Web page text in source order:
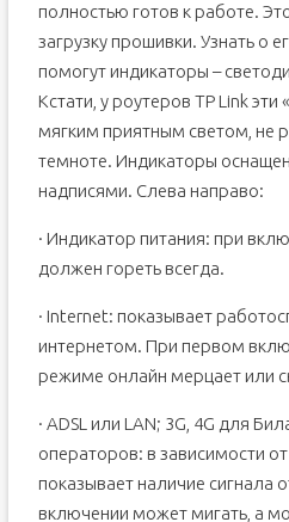
полностью готов к работе.
загрузку прошивки. Узнать о
помогут индикаторы –
Кстати, у роутеров TP Link эти
мягким приятным светом, не
темноте. Индикаторы
надписями. Слева направо:
· Индикатор питания: при
должен гореть всегда.
· Internet: показывает
интернетом. При первом
режиме онлайн мерцает или
· ADSL или LAN; 3G, 4G для
операторов: в зависимости
показывает наличие сигнала
включении может мигать, а